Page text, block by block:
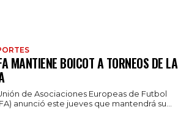
MANTIENE BOICOT A TORNEOS DE LA
de Asociaciones Europeas de Futbol
anunció este jueves que mantendrá su...